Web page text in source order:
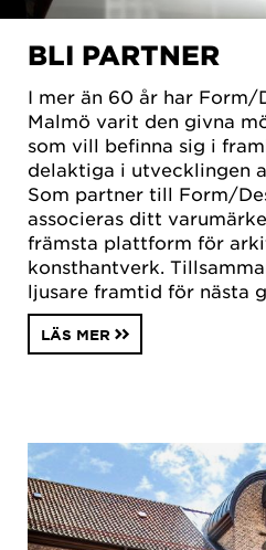
BLI PARTNER
I mer än 60 år har Form/
Malmö varit den givna
som vill befinna sig i
delaktiga i utvecklingen
Som partner till Form/
associeras ditt
främsta plattform för
konsthantverk.
ljusare framtid för nästa
LÄS MER